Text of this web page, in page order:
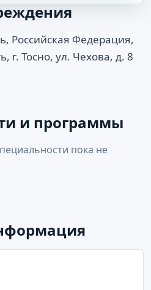
Российская Федерация,
г. Тосно, ул. Чехова, д. 8
и программы
пока не